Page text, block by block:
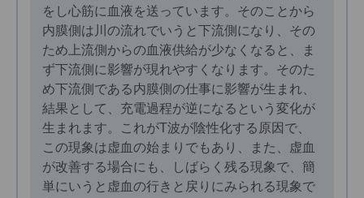
をし心筋に血液を送っています。そのことから
内膜側は川の流れでいうと下流側になり、その
ため上流側からの血液供給が少なくなると、ま
ず下流側に影響が現れやすくなります。そのた
め下流側である内膜側の仕事に影響が生まれ、
結果として、充電過程が逆になるという変化が
生まれます。これがT波が陰性化する原因で、
この現象は虚血の始まりでもあり、また、虚血
が改善する場合にも、しばらく残る現象で、簡
単にいうと虚血の行きと戻りにみられる現象で